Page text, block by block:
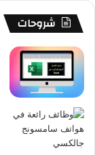
شروحات